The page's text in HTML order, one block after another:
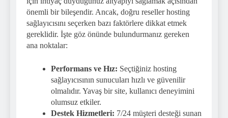
önemli bir bileşendir. Ancak, doğru reseller hosting
sağlayıcısını seçerken bazı faktörlere dikkat etmek
gereklidir. İşte göz önünde bulundurmanız gereken
ana noktalar:
Performans ve Hız: Seçtiğiniz hosting
sağlayıcısının sunucuları hızlı ve güvenilir
olmalıdır. Yavaş bir site, kullanıcı deneyimini
olumsuz etkiler.
Destek Hizmetleri: 7/24 müşteri desteği sunan